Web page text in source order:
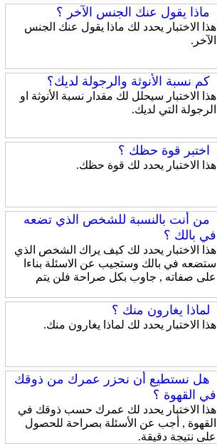
ماذا يقول عنك الجنس الآخر ؟
هذا الاختبار يحدد لك ماذا يقول عنك الجنس
الآخر.
كم نسبة الأنوثة والرجولة لديك؟
هذا الاختبار سيحلل لك مقدار نسبة الأنوثة او
الرجولة التي لديك.
اختبر قوة حظك ؟
هذا الاختبار يحدد لك قوة حظك.
من أنت بالنسبة للشخص الذي تضعه
في بالك ؟
هذا الاختبار يحدد لك كيف يراك الشخص الذي
ستضعه في بالك وستجيب عن الاسئلة بناءا
على صفاته , جاوب بكل صراحة فلن يتم
لماذا يغارون منك ؟
هذا الاختبار يحدد لك لماذا يغارون منك.
هل نستطيع أن نحزر عمرك من ذوقك
في القهوة ؟
هذا الاختبار يحدد لك عمرك حسب ذوقك في
القهوة , أجب عن الأسئلة بصراحة للحصول
على نتيجة دقيقة.